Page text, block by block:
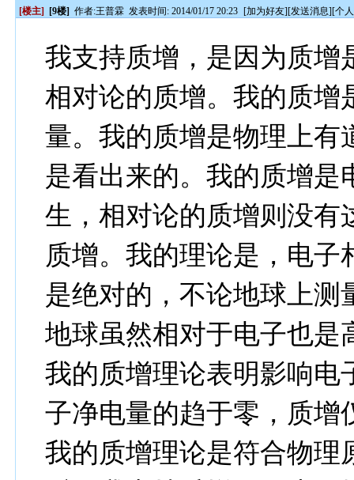
[楼主] [9楼] 作者:王普霖 发表时间: 2014/01/17 20:23 [加为好友][发送消息][个
我支持质增，是因为质增
相对论的质增。我的质增
量。我的质增是物理上有
是看出来的。我的质增是
生，相对论的质增则没有
质增。我的理论是，电
是绝对的，不论地球上测
地球虽然相对于电子也是
我的质增理论表明影响电
子净电量的趋于零，质增
我的质增理论是符合物理